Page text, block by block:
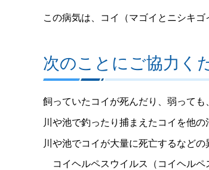
この病気は、コイ（マゴイとニシキ
次のことにご協力く
飼っていたコイが死んだり、弱っても
川や池で釣ったり捕まえたコイを他
川や池でコイが大量に死亡するなど
コイヘルペスウイルス（コイヘルペ